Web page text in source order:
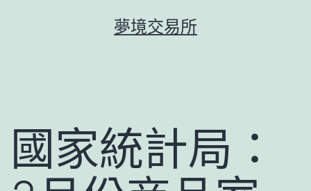
夢境交易所
國家統計局：